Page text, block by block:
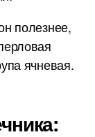
полезнее,
ячневая.